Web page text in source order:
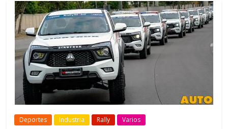
Deportes Industria Rally Varios